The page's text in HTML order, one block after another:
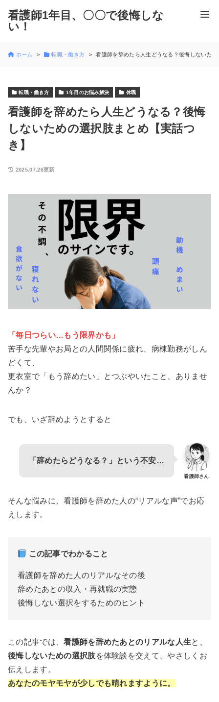
看護師1年目、〇〇で後悔しな
い！
ホーム 転職・働き方 看護師を辞めたら人生どうなる？後悔しないた
転職・働き方 1年目のお悩み解決 休職
看護師を辞めたら人生どうなる？後悔
しないための選択肢まとめ【実話つ
き】
2025.07.26更新
「毎日つらい…もう限界かも」
苦手な先輩やお局との人間関係に疲れ、病棟勤務がしん
どくて、
更衣室で「もう辞めたい」とつぶやいたこと、ありませ
んか？
でも、いざ辞めようとすると
看護師さん
「辞めたらどうなる？」という不安…
そんな悩みに、看護師を辞めた人の“リアルな声”でお応
えします。
この記事でわかること
看護師を辞めた人のリアルなその後
辞めたあとの収入・再就職の実態
後悔しない選択をするためのヒント
この記事では、看護師を辞めたあとのリアルな人生と、
後悔しないための選択肢を体験談を交えて、やさしくお
伝えします。
あなたのモヤモヤが少しでも晴れますように。